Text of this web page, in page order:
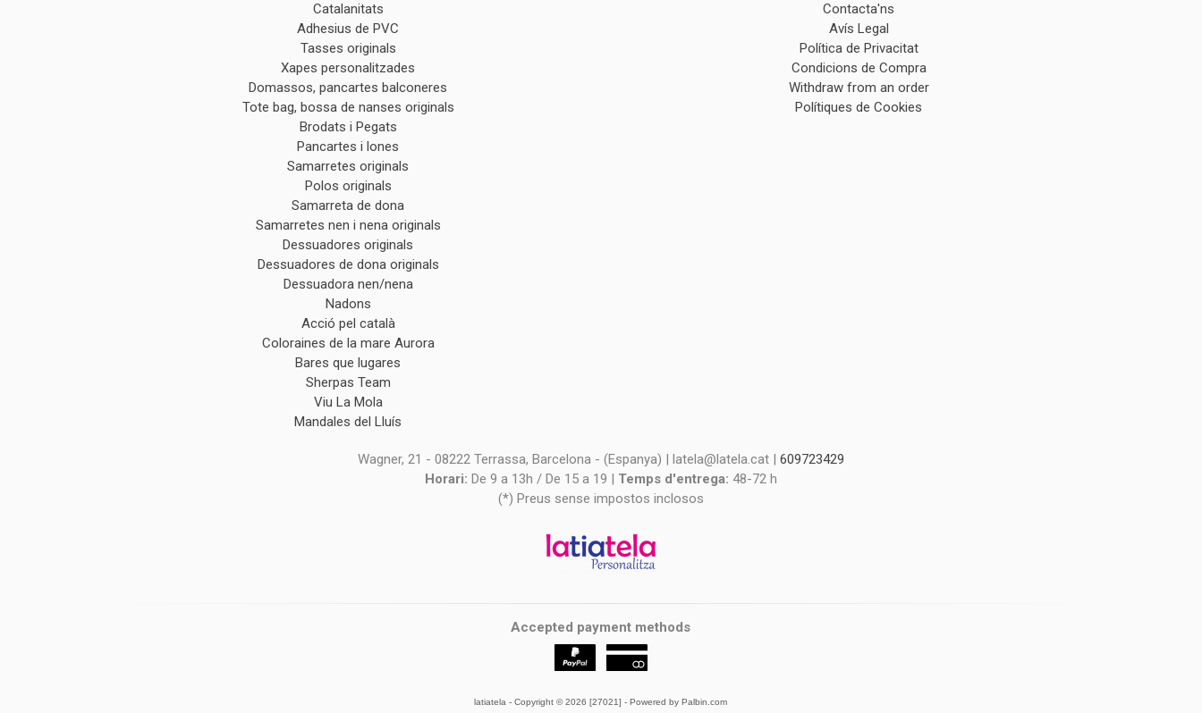
Catalanitats
Adhesius de PVC
Tasses originals
Xapes personalitzades
Domassos, pancartes balconeres
Tote bag, bossa de nanses originals
Brodats i Pegats
Pancartes i lones
Samarretes originals
Polos originals
Samarreta de dona
Samarretes nen i nena originals
Dessuadores originals
Dessuadores de dona originals
Dessuadora nen/nena
Nadons
Acció pel català
Coloraines de la mare Aurora
Bares que lugares
Sherpas Team
Viu La Mola
Mandales del Lluís
Contacta'ns
Avís Legal
Política de Privacitat
Condicions de Compra
Withdraw from an order
Polítiques de Cookies
Wagner, 21 - 08222 Terrassa, Barcelona - (Espanya) | latela@latela.cat | 609723429
Horari: De 9 a 13h / De 15 a 19 | Temps d'entrega: 48-72 h
(*) Preus sense impostos inclosos
Accepted payment methods
latiatela - Copyright © 2026 [27021] - Powered by Palbin.com